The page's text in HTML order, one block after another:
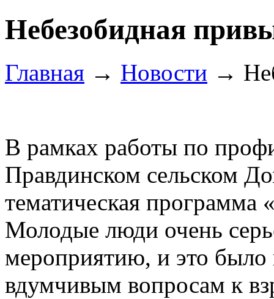
Небезобидная
Главная → Новости →
В рамках работы по
Правдинском сельском
тематическая программа
Молодые люди очень
мероприятию, и это
вдумчивым вопросам к